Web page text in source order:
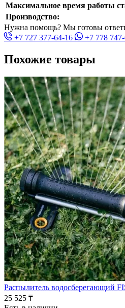
Максимальное время работы
Производство:
Нужна помощь? Мы готовы
+7 727 377-64-16
+7 778
Похожие товары
Распылитель водосберегающий
25 525 ₸